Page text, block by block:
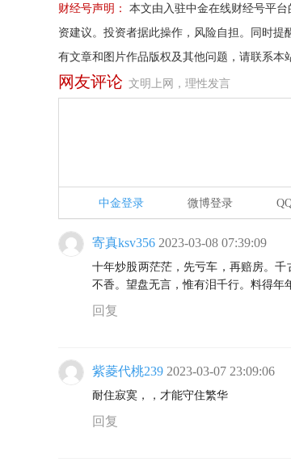
财经号声明：
本文由入驻中金在线财经号平
资建议。投资者据此操作，风险自担。同时
有文章和图片作品版权及其他问题，请联系本
网友评论 文明上网，理性发言
中金登录 微博登录
寄真ksv356 2023-03-08 07:39:09
十年炒股两茫茫，先亏车，再赔房。
不香。望盘无言，惟有泪千行。料得年
回复
紫菱代桃239 2023-03-07 23:09:06
耐住寂寞，，才能守住繁华
回复